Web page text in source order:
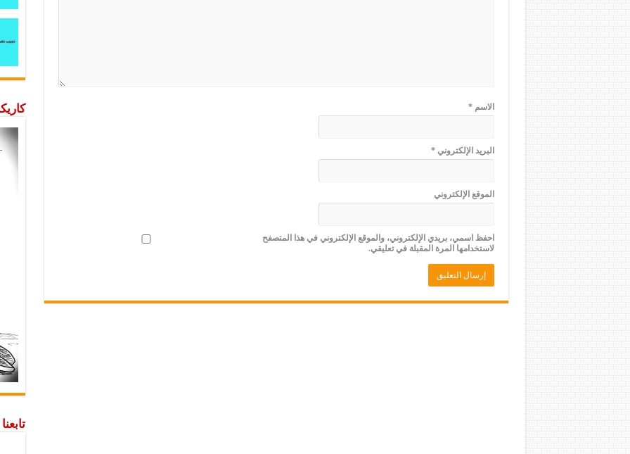
الاسم*
البريد الإلكتروني*
الموقع الإلكتروني
احفظ اسمي، بريدي الإلكتروني، والموقع الإلكتروني في هذا المتصفح
لاستخدامها المرة المقبلة في تعليقي.